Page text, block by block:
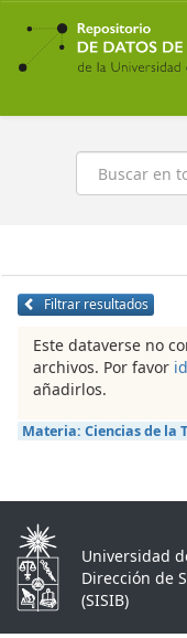
Ir
contenido
principal
Buscar
Filtrar resultados
Este dataverse no
archivos. Por favor
añadirlos.
Materia: Ciencias de la
Universidad
Dirección de
(SISIB)